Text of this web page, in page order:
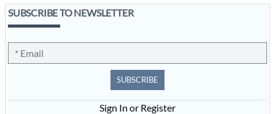
SUBSCRIBE TO NEWSLETTER
SUBSCRIBE
Sign In or Register